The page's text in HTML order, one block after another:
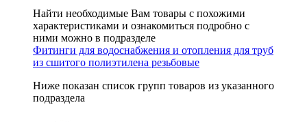
Найти необходимые Вам товары с похожими
характеристиками и ознакомиться подробно с
ними можно в подразделе
Фитинги для водоснабжения и отопления для труб
из сшитого полиэтилена резьбовые
Ниже показан список групп товаров из указанного
подраздела